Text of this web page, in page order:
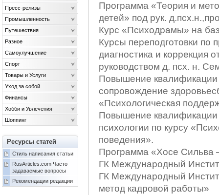
Программа «Теория и
детей» под рук.
Курс «Психодрамы» на
Курсы переподготовки по
диагностика и коррекция
руководством д. псх. н.
Повышение
сопровождение
«Психологическая
Повышение квалификации
психологии по курсу
поведения».
Программа «Хосе Сильва
ГК Международный
ГК Международный
метод кадровой работы»
Пресс-релизы
Промышленность
Путешествия
Разное
Самоулучшение
Спорт
Товары и Услуги
Уход за собой
Финансы
Хобби и Увлечения
Шоппинг
Ресурсы статей
Стиль написания статьи
RusArticles.com Часто
задаваемые вопросы
Рекомендации редакции